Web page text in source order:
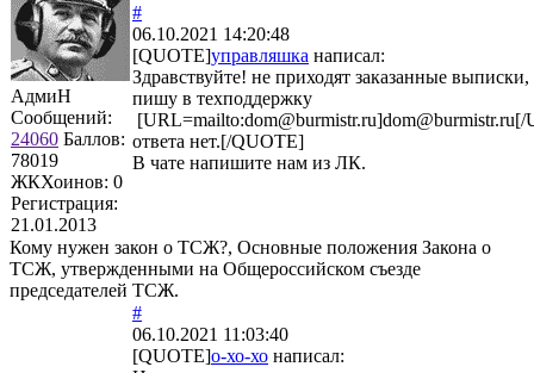
АдмиН
Сообщений:
24060 Баллов:
78019
ЖКХоинов: 0
Регистрация:
21.01.2013
#
06.10.2021 14:20:48
[QUOTE]управляшка написал:
Здравствуйте! не приходят заказанные выписки,
пишу в техподдержку
ответа нет.[/QUOTE]
В чате напишите нам из ЛК.
Кому нужен закон о ТСЖ?, Основные положения Закона о
ТСЖ, утвержденными на Общероссийском съезде
председателей ТСЖ.
#
06.10.2021 11:03:40
[QUOTE]о-хо-хо написал: